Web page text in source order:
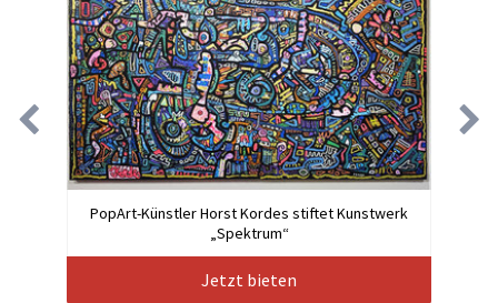
PopArt-Künstler Horst Kordes stiftet Kunstwerk
„Spektrum“
Jetzt bieten